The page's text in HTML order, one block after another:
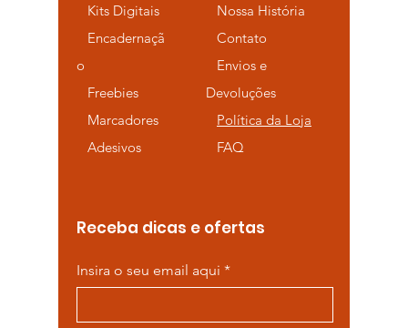
Kits Digitais
Encadernaçã
o
Freebies
Marcadores
Adesivos
Nossa História
Contato
Envios e
Devoluções
Política da Loja
FAQ
Receba dicas e ofertas
Insira o seu email aqui